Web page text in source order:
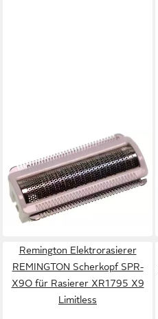
Epilieraufsatz Braun SE9
FLEX Schneidteil zu Braun
Silk-épil 9 Type 5380
32,98 €
lieferbar - in 3-4 Werktagen bei dir
Remington Elektrorasierer
REMINGTON Scherkopf SPR-
X9O für Rasierer XR1795 X9
Limitless